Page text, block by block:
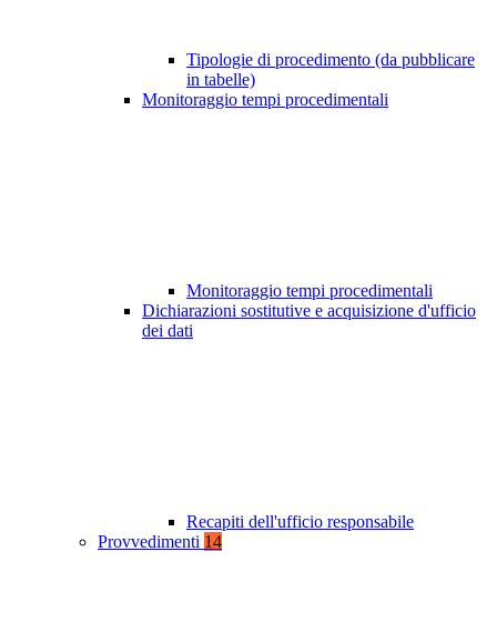
Tipologie di procedimento (da pubblicare
in tabelle)
Monitoraggio tempi procedimentali
Monitoraggio tempi procedimentali
Dichiarazioni sostitutive e acquisizione d'ufficio
dei dati
Recapiti dell'ufficio responsabile
Provvedimenti 14